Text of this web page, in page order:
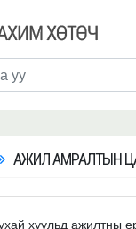
АЖИЛ АМРАЛТЫН
хуульд ажилтны